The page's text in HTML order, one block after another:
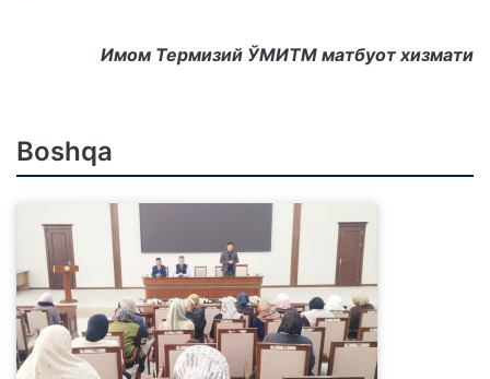
Имом Термизий ЎМИТМ матбуот хизмати
Boshqa